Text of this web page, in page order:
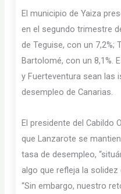
El municipio de Yaiza
en el segundo trimestre
de Teguise, con un 7,2%;
Bartolomé, con un 8,1%.
y Fuerteventura sean las
desempleo de Canarias.
El presidente del Cabildo
que Lanzarote se
tasa de desempleo,
algo que refleja la
“Sin embargo, nuestro